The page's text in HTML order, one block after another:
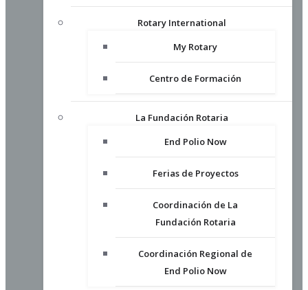
Rotary International
My Rotary
Centro de Formación
La Fundación Rotaria
End Polio Now
Ferias de Proyectos
Coordinación de La
Fundación Rotaria
Coordinación Regional de
End Polio Now